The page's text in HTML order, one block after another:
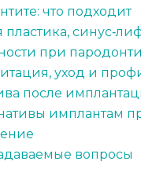
что подходит
пластика,
при
уход и
после
имплантам
вопросы